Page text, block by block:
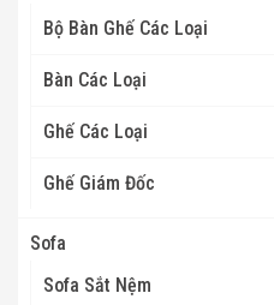
Bộ Bàn Ghế Các Loại
Bàn Các Loại
Ghế Các Loại
Ghế Giám Đốc
Sofa
Sofa Sắt Nệm